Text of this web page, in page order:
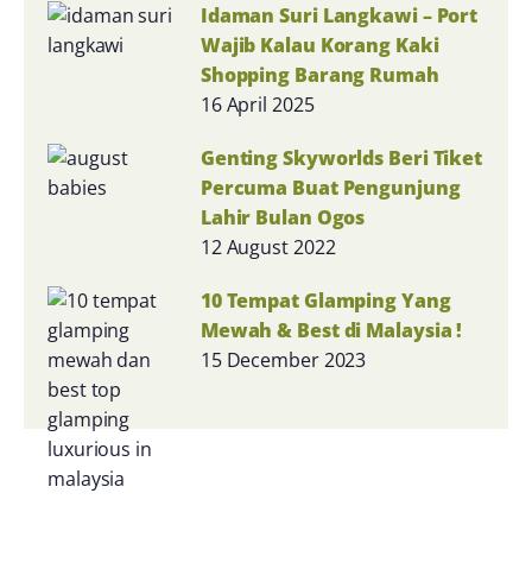
Idaman Suri Langkawi – Port
Wajib Kalau Korang Kaki
Shopping Barang Rumah
16 April 2025
Genting Skyworlds Beri Tiket
Percuma Buat Pengunjung
Lahir Bulan Ogos
12 August 2022
10 Tempat Glamping Yang
Mewah & Best di Malaysia !
15 December 2023